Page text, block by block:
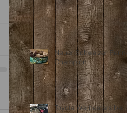
Neuer Schweizer Renn-
Champion
Toyota Werbestars bei